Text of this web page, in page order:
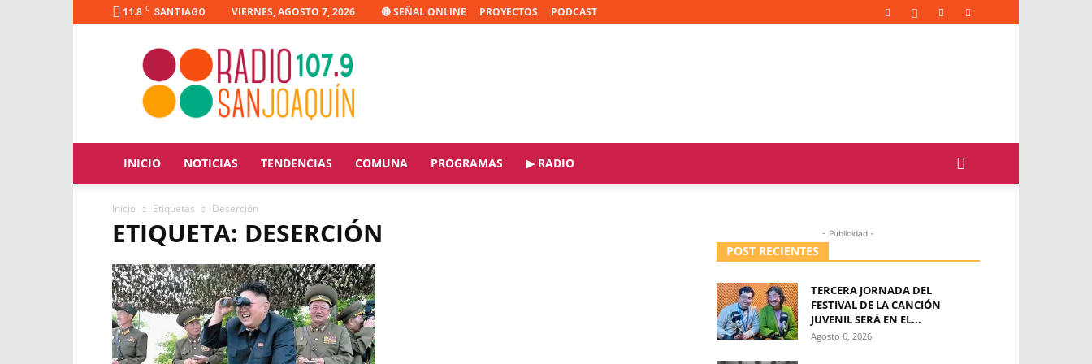
11.8 C SANTIAGO VIERNES, AGOSTO 7, 2026 🔴 SEÑAL ONLINE PROYECTOS PODCAST
Radio
Joaquín
INICIO NOTICIAS TENDENCIAS COMUNA PROGRAMAS ▶ RADIO
Inicio Etiquetas Deserción
ETIQUETA: DESERCIÓN - Publicidad -
POST RECIENTES
TERCERA JORNADA DEL
FESTIVAL DE LA CANCIÓN
JUVENIL SERÁ EN EL...
Agosto 6, 2026